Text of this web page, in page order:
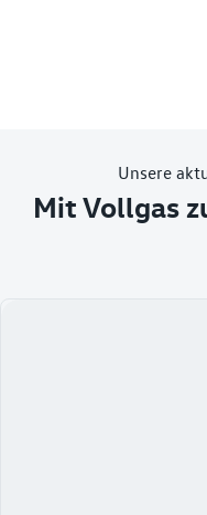
Unsere
Mit Vollgas